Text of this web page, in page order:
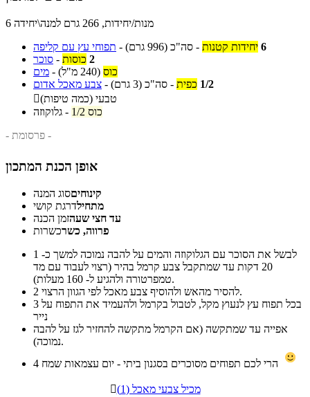
6 מנות/יחידות, 266 גרם למנה\יחידה
תפוחי עץ עם קליפה - 6 יחידות קטנות - סה"כ (996 גרם)
סוכר - 2 כוסות
מים - כוס (240 מ"ל)
צבע מאכל אדום - 1/2 כפית - סה"כ (3 גרם)
טבעי (כמה טיפות)
גלוקוזה -
1/2 כוס
- פרסומת -
אופן הכנת המתכון
קינוחיםסוג המנה
מתחילדרגת קושי
עד חצי שעהזמן הכנה
פרווה, כשרכשרות
1
20 דקות עד שמתקבל צבע קרמל בהיר (רצוי לעבוד עם מד
טמפרטורה ולהגיע ל- 160 מעלות).
2
להסיר מהאש ולהוסיף צבע מאכל לפי הגוון הרצוי.
3
נייר
אפייה עד שמתקשה (אם הקרמל מתקשה להחזיר לגז על להבה
נמוכה).
4

מכיל צבעי מאכל (1)